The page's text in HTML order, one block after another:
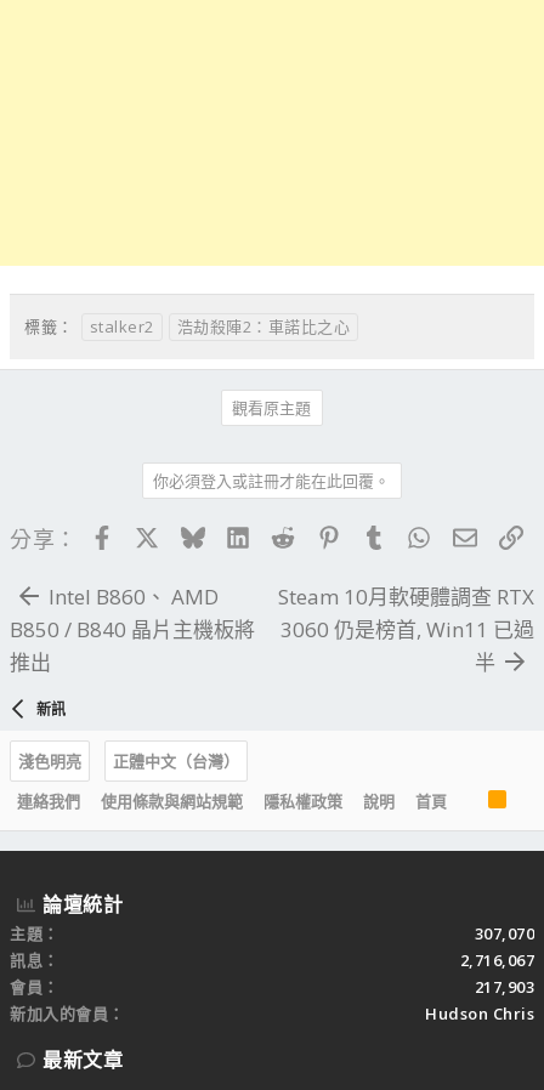
標籤： stalker2 浩劫殺陣2：車諾比之心
觀看原主題
你必須登入或註冊才能在此回覆。
分享： FacebookBlueskyLinkedIn
Reddit PinterestTumblrWhatsApp
電子
Intel B860、 AMD
B850 / B840 晶片主機板將
推出
Steam 10月軟硬體調查 RTX
3060 仍是榜首, Win11 已過
半
新訊
淺色明亮
正體中文（台灣）
連絡我們
使用條款與網站規範 隱私權政策 說明 首頁
R
S
S
論壇統計
主題
307,070
訊息
2,716,067
會員
217,903
新加入的會員
Hudson Chris
最新文章